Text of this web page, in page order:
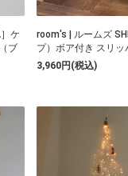
ケ
ブ
room's | ルームズ
プ）ボア付き スリッ
3,960円(税込)